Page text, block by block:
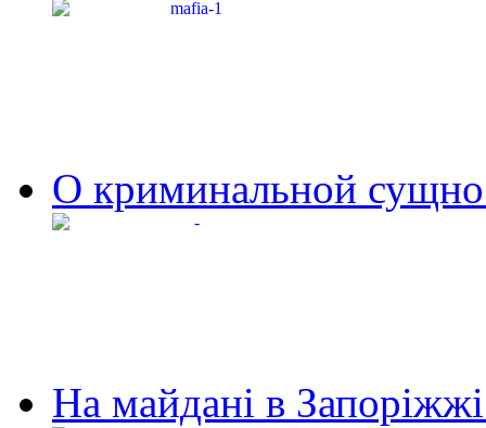
О криминальной
На майдані в